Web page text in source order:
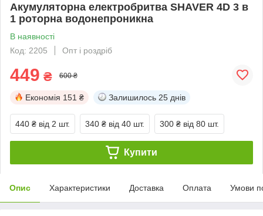
Акумуляторна електробритва SHAVER 4D 3 в
1 роторна водонепроникна
В наявності
Код: 2205
Опт і роздріб
449 ₴ 600 ₴
Економія 151 ₴ Залишилось 25 днів
440 ₴ від 2 шт. 340 ₴ від 40 шт. 300 ₴ від 80 шт.
Купити
Опис Характеристики Доставка Оплата Умови